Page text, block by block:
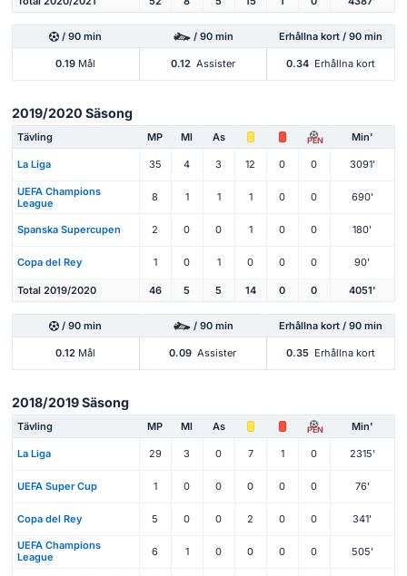
/ 90 min / 90 min Erhållna kort / 90 min
0.19 Mål 0.12 Assister 0.34 Erhållna kort
2019/2020 Säsong
Tävling MP Ml As PEN Min'
La Liga 35 4 3 12 0 0 3091'
UEFA Champions
League
8 1 1 1 0 0 690'
Spanska Supercupen 2 0 0 1 0 0 180'
Copa del Rey 1 0 1 0 0 0 90'
Total 2019/2020 46 5 5 14 0 0 4051'
/ 90 min / 90 min Erhållna kort / 90 min
0.12 Mål 0.09 Assister 0.35 Erhållna kort
2018/2019 Säsong
Tävling MP Ml As PEN Min'
La Liga 29 3 0 7 1 0 2315'
UEFA Super Cup 1 0 0 0 0 0 76'
Copa del Rey 5 0 0 2 0 0 341'
UEFA Champions
League
6 1 0 0 0 0 505'